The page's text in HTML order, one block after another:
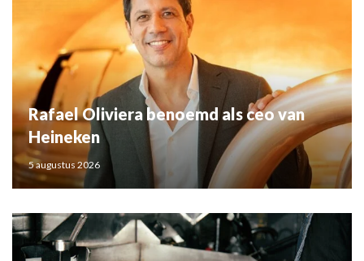
Rafael Oliviera benoemd als ceo van
Heineken
5 augustus 2026